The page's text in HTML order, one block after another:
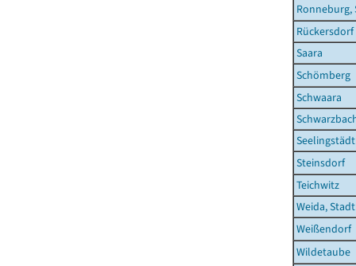
Ronneburg,
Rückersdorf
Saara
Schömberg
Schwaara
Seelingstädt
Steinsdorf
Teichwitz
Weida, Stadt
Weißendorf
Wildetaube